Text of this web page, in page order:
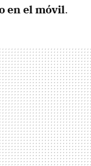
en el móvil.